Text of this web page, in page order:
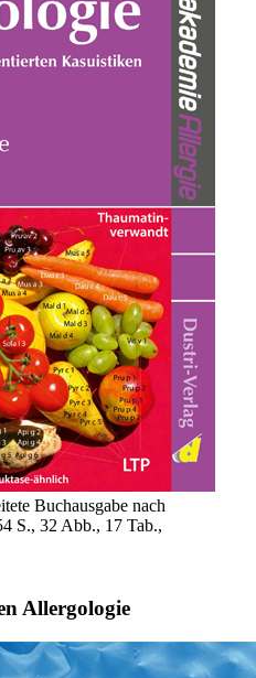
Buchausgabe nach
S., 32 Abb., 17 Tab.,
Allergologie